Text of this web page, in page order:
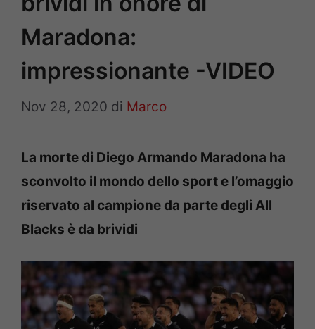
Maradona:
impressionante -VIDEO
Nov 28, 2020 di Marco
La morte di Diego Armando Maradona ha
sconvolto il mondo dello sport e l’omaggio
riservato al campione da parte degli All
Blacks è da brividi